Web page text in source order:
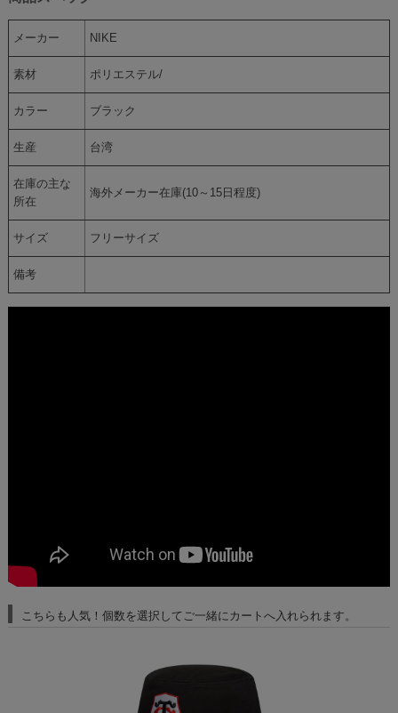
メーカー NIKE
素材 ポリエステル/
カラー ブラック
生産 台湾
在庫の主な
所在
海外メーカー在庫(10～15日程度)
サイズ フリーサイズ
備考
こちらも人気！個数を選択してご一緒にカートへ入れられます。